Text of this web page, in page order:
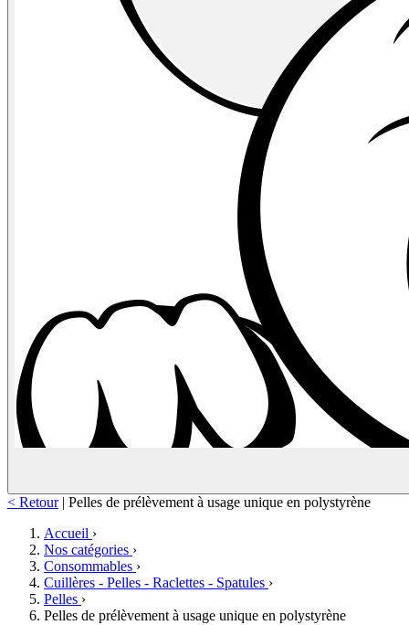
< Retour | Pelles de prélèvement à usage unique en polystyrène
Accueil ›
Nos catégories ›
Consommables ›
Cuillères - Pelles - Raclettes - Spatules ›
Pelles ›
Pelles de prélèvement à usage unique en polystyrène